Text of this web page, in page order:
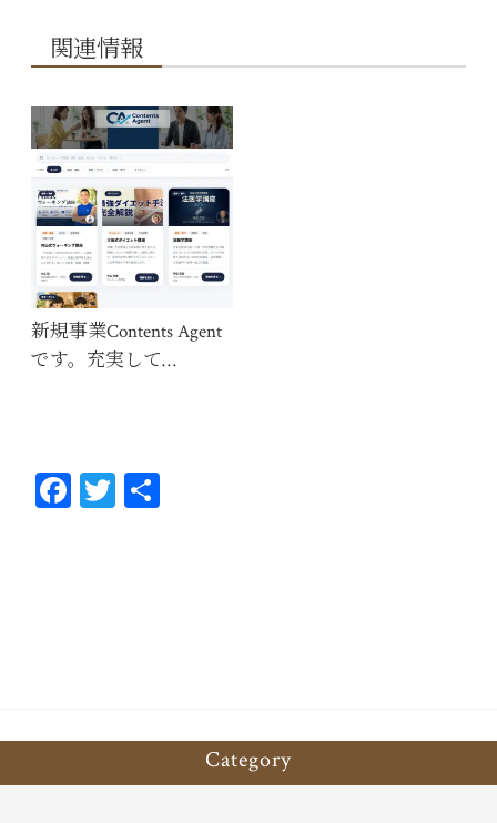
関連情報
新規事業Contents Agent
です。充実して…
Fa T
Category